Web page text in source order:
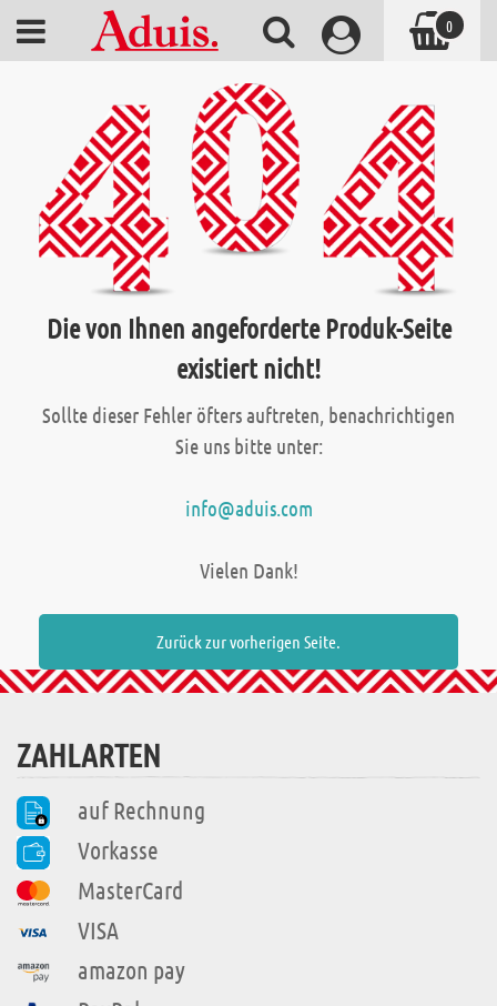
Die von Ihnen angeforderte Produk-Seite
existiert nicht!
Sollte dieser Fehler öfters auftreten, benachrichtigen
Sie uns bitte unter:
info@aduis.com
Vielen Dank!
Zurück zur vorherigen Seite.
ZAHLARTEN
auf Rechnung
Vorkasse
MasterCard
VISA
amazon pay
0